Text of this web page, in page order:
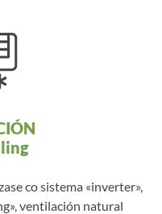
co sistema «inverter»,
ventilación natural